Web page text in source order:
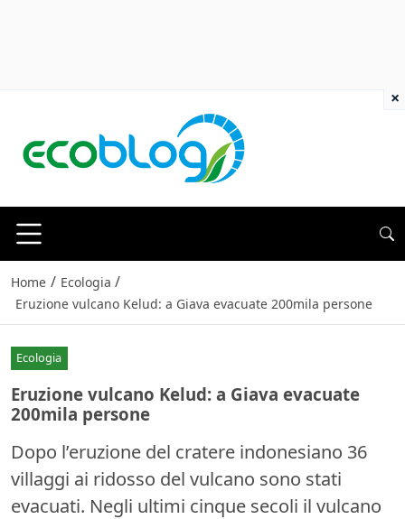
Home / Ecologia /
Eruzione vulcano Kelud: a Giava evacuate 200mila persone
Ecologia
Eruzione vulcano Kelud: a Giava evacuate
200mila persone
Dopo l’eruzione del cratere indonesiano 36
villaggi ai ridosso del vulcano sono stati
evacuati. Negli ultimi cinque secoli il vulcano
×